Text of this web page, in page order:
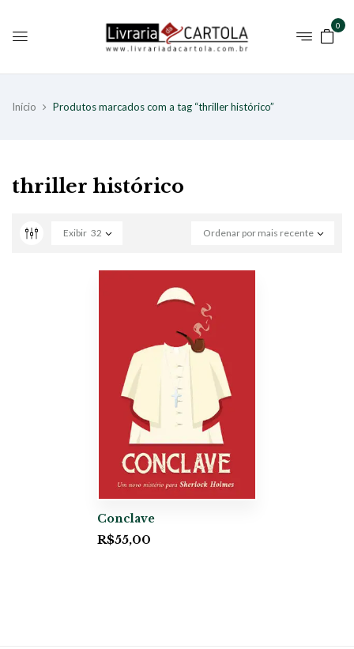
0
Início Produtos marcados com a tag “thriller histórico”
thriller histórico
Ordenar por mais recente
Exibir 32
Conclave
R$55,00